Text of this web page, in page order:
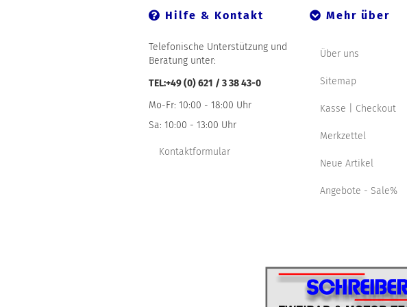
Hilfe & Kontakt
Telefonische Unterstützung und
Beratung unter:
TEL:+49 (0) 621 / 3 38 43-0
Mo-Fr: 10:00 - 18:00 Uhr
Sa: 10:00 - 13:00 Uhr
Kontaktformular
Mehr über
Über uns
Sitemap
Kasse | Checkout
Merkzettel
Neue Artikel
Angebote - Sale%